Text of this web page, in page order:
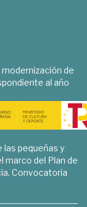
modernización de
al año
las pequeñas y
marco del Plan de
Convocatoria